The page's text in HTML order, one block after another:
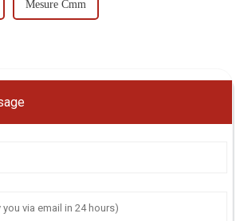
Mesure Cmm